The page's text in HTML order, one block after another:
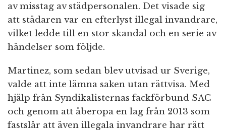
av misstag av städpersonalen. Det visade sig
att städaren var en efterlyst illegal invandrare,
vilket ledde till en stor skandal och en serie av
händelser som följde.
Martinez, som sedan blev utvisad ur Sverige,
valde att inte lämna saken utan rättvisa. Med
hjälp från Syndikalisternas fackförbund SAC
och genom att åberopa en lag från 2013 som
fastslår att även illegala invandrare har rätt